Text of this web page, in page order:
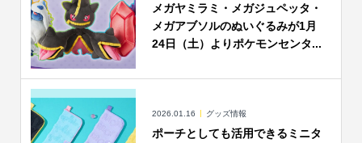
メガヤミラミ・メガジュペッタ・
メガアブソルのぬいぐるみが1月
24日（土）よりポケモンセンタ...
2026.01.16 グッズ情報
ポーチとしても活用できるミニタ